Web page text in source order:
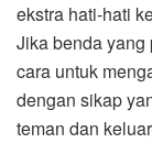
ekstra hati-hati
Jika benda
cara untuk
dengan sikap
teman dan